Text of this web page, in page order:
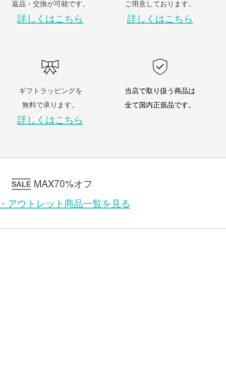
返品・交換が可能です。
詳しくはこちら
ご用意しております。
詳しくはこちら
ギフトラッピングを
無料で承ります。
詳しくはこちら
当店で取り扱う商品は
全て国内正規品です。
MAX70%オフ
アウトレット商品一覧を見る